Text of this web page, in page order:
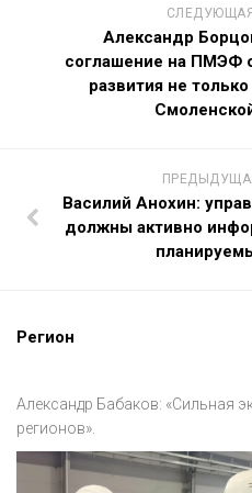
Александр
соглашение на ПМЭФ
развития не
Василий Анохин:
должны активно
Регион
Александр Бабаков: «Сильная
регионов».